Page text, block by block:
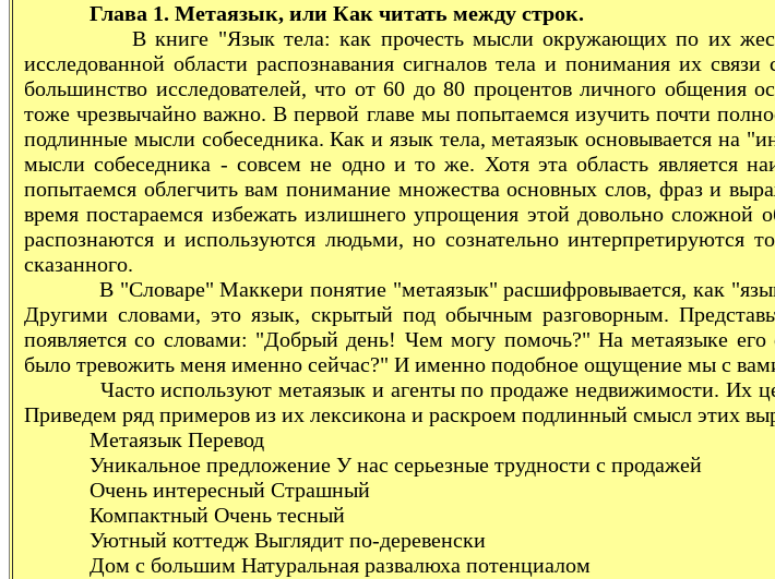
Глава 1. Метаязык, или Как читать между строк.
В книге "Язык тела: как прочесть мысли окружающих по их жестам"
исследованной области распознавания сигналов тела и понимания их
большинство исследователей, что от 60 до 80 процентов личного общения
тоже чрезвычайно важно. В первой главе мы попытаемся изучить почти
подлинные мысли собеседника. Как и язык тела, метаязык основывается на
мысли собеседника - совсем не одно и то же. Хотя эта область является
попытаемся облегчить вам понимание множества основных слов, фраз и
время постараемся избежать излишнего упрощения этой довольно сложной
распознаются и используются людьми, но сознательно интерпретируются
сказанного.
В "Словаре" Маккери понятие "метаязык" расшифровывается, как
Другими словами, это язык, скрытый под обычным разговорным.
появляется со словами: "Добрый день! Чем могу помочь?" На метаязыке
было тревожить меня именно сейчас?" И именно подобное ощущение мы с
Часто используют метаязык и агенты по продаже недвижимости. Их
Приведем ряд примеров из их лексикона и раскроем подлинный смысл этих
Метаязык Перевод
Уникальное предложение У нас серьезные трудности с продажей
Очень интересный Страшный
Компактный Очень тесный
Уютный коттедж Выглядит по-деревенски
Дом с большим Натуральная развалюха потенциалом